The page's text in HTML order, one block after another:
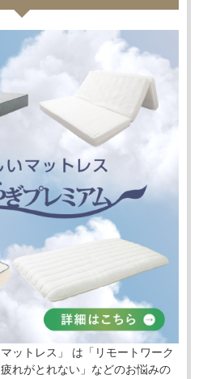
ットレス」 は「リモートワーク
れがとれない」などのお悩みの